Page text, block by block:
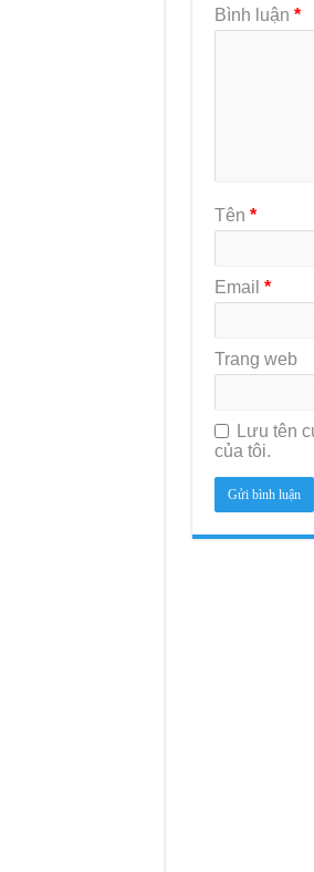
Bình luận *
Tên *
Email *
Trang web
Lưu tên
của tôi.